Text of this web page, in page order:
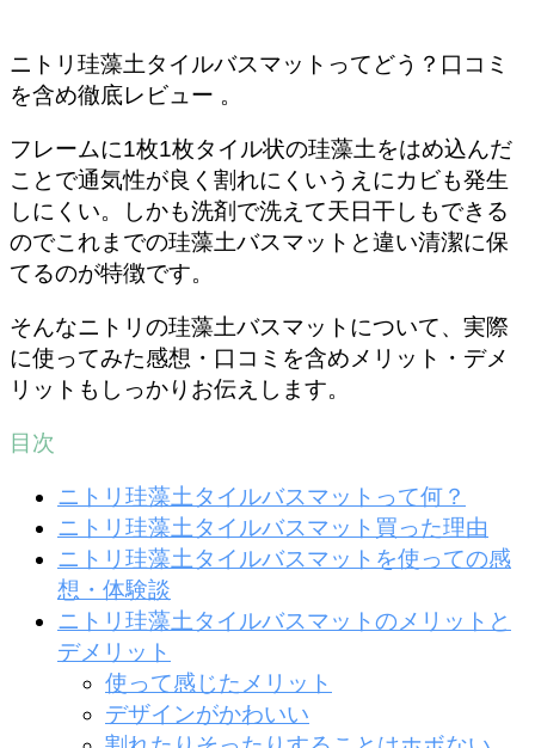
ニトリ珪藻土タイルバスマットってどう？口コミ
を含め徹底レビュー 。
フレームに1枚1枚タイル状の珪藻土をはめ込んだ
ことで通気性が良く割れにくいうえにカビも発生
しにくい。しかも洗剤で洗えて天日干しもできる
のでこれまでの珪藻土バスマットと違い清潔に保
てるのが特徴です。
そんなニトリの珪藻土バスマットについて、実際
に使ってみた感想・口コミを含めメリット・デメ
リットもしっかりお伝えします。
目次
ニトリ珪藻土タイルバスマットって何？
ニトリ珪藻土タイルバスマット買った理由
ニトリ珪藻土タイルバスマットを使っての感
想・体験談
ニトリ珪藻土タイルバスマットのメリットと
デメリット
使って感じたメリット
デザインがかわいい